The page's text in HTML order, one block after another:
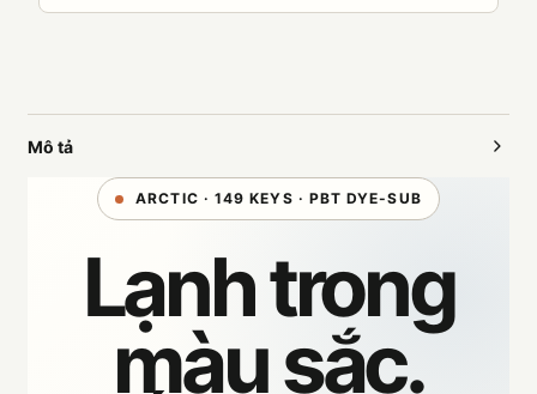
Mô tả
ARCTIC · 149 KEYS · PBT DYE-SUB
Lạnh trong
màu sắc.